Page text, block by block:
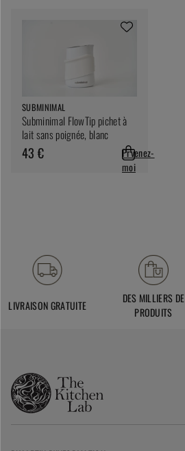
SUBMINIMAL
Subminimal FlowTip pichet à
lait sans poignée, blanc
43 €
Prvenez-
moi
LIVRAISON GRATUITE
DES MILLIERS DE
PRODUITS